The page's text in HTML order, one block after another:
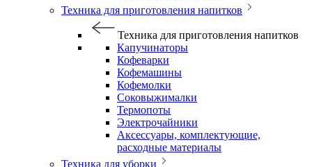
Техника для приготовления напитков
Техника для приготовления напитков
Капучинаторы
Кофеварки
Кофемашины
Кофемолки
Соковыжималки
Термопоты
Электрочайники
Аксессуары, комплектующие,
расходные материалы
Техника для уборки